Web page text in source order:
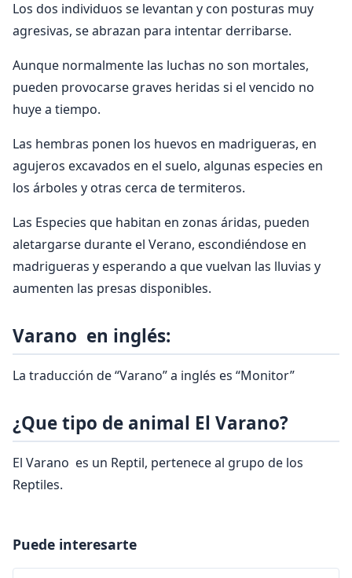
Los dos individuos se levantan y con posturas muy
agresivas, se abrazan para intentar derribarse.
Aunque normalmente las luchas no son mortales,
pueden provocarse graves heridas si el vencido no
huye a tiempo.
Las hembras ponen los huevos en madrigueras, en
agujeros excavados en el suelo, algunas especies en
los árboles y otras cerca de termiteros.
Las Especies que habitan en zonas áridas, pueden
aletargarse durante el Verano, escondiéndose en
madrigueras y esperando a que vuelvan las lluvias y
aumenten las presas disponibles.
Varano en inglés:
La traducción de “Varano” a inglés es “Monitor”
¿Que tipo de animal El Varano?
El Varano es un Reptil, pertenece al grupo de los
Reptiles.
Puede interesarte